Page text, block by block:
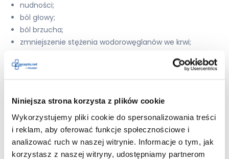
Niniejsza strona korzysta z plików cookie
Wykorzystujemy pliki cookie do spersonalizowania treści
i reklam, aby oferować funkcje społecznościowe i
analizować ruch w naszej witrynie. Informacje o tym, jak
korzystasz z naszej witryny, udostępniamy partnerom
nudności;
ból głowy;
ból brzucha;
zmniejszenie stężenia wodorowęglanów we krwi;
zakażenia drożdżakowe (kandydoza);
zakażenie grzybicze;
zapalenie gardła;
zakażenie bakteryjne;
zaburzenia oddechowe;
nieżyt żołądka i jelit;